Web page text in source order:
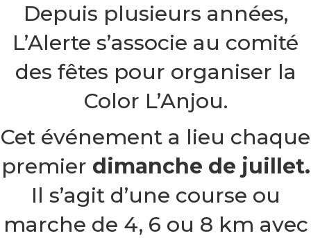
Depuis plusieurs années,
L’Alerte s’associe au comité
des fêtes pour organiser la
Color L’Anjou.
Cet événement a lieu chaque
premier dimanche de juillet.
Il s’agit d’une course ou
marche de 4, 6 ou 8 km avec